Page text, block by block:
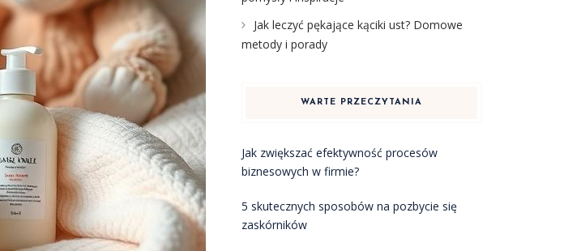
Jak leczyć pękające kąciki ust? Domowe
metody i porady
WARTE PRZECZYTANIA
Jak zwiększać efektywność procesów
biznesowych w firmie?
5 skutecznych sposobów na pozbycie się
zaskórników